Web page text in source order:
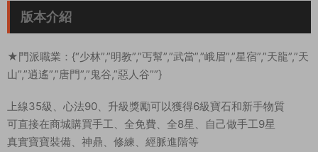
版本介紹
★門派職業：{“少林”,”明教”,”丐幫”,”武當”,”峨眉”,”星宿”,”天龍”,”天
山”,”逍遙”,”唐門”,”鬼谷,”惡人谷””}
上線35級、心法90、升級獎勵可以獲得6級寶石和新手物質
可直接在商城購買手工、全免費、全8星、自己做手工9星
真實寶寶裝備、神鼎、修練、經脈進階等